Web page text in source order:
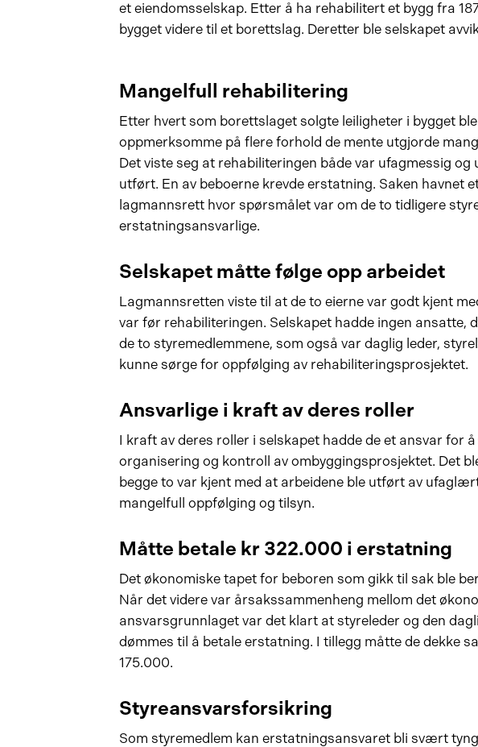
et eiendomsselskap. Etter å ha rehabilitert et bygg fra
bygget videre til et borettslag. Deretter ble selskapet
Mangelfull rehabilitering
Etter hvert som borettslaget solgte leiligheter i bygget
oppmerksomme på flere forhold de mente utgjorde
Det viste seg at rehabiliteringen både var ufagmessig
utført. En av beboerne krevde erstatning. Saken havnet
lagmannsrett hvor spørsmålet var om de to tidligere
erstatningsansvarlige.
Selskapet måtte følge opp arbeidet
Lagmannsretten viste til at de to eierne var godt kjent
var før rehabiliteringen. Selskapet hadde ingen ansatte,
de to styremedlemmene, som også var daglig leder,
kunne sørge for oppfølging av rehabiliteringsprosjektet.
Ansvarlige i kraft av deres roller
I kraft av deres roller i selskapet hadde de et ansvar for
organisering og kontroll av ombyggingsprosjektet. Det
begge to var kjent med at arbeidene ble utført av
mangelfull oppfølging og tilsyn.
Måtte betale kr 322.000 i erstatning
Det økonomiske tapet for beboren som gikk til sak ble
Når det videre var årsakssammenheng mellom det
ansvarsgrunnlaget var det klart at styreleder og den
dømmes til å betale erstatning. I tillegg måtte de dekke
175.000.
Styreansvarsforsikring
Som styremedlem kan erstatningsansvaret bli svært